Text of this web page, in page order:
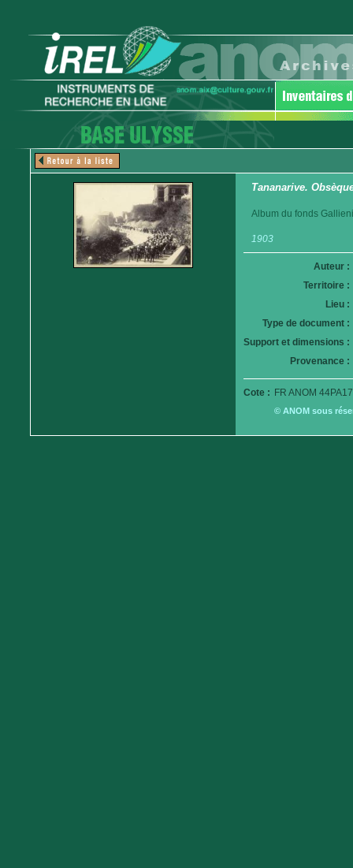
Tananarive.
Album du fonds
1903
Auteur :
Territoire :
Lieu :
Type de document :
Support et dimensions :
Provenance :
Cote : FR ANOM
© ANOM sous